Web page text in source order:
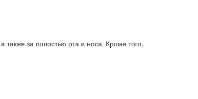
за полостью рта и носа. Кроме того,